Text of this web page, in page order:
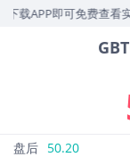
即可免费查看实时行情
盘后 50.20